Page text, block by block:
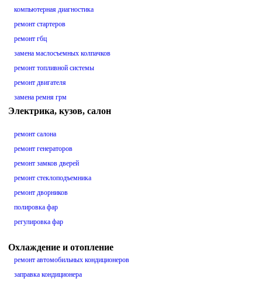
компьютерная диагностика
ремонт стартеров
ремонт гбц
замена маслосъемных колпачков
ремонт топливной системы
ремонт двигателя
замена ремня грм
Электрика, кузов, салон
ремонт салона
ремонт генераторов
ремонт замков дверей
ремонт стеклоподъемника
ремонт дворников
полировка фар
регулировка фар
Охлаждение и отопление
ремонт автомобильных кондиционеров
заправка кондиционера